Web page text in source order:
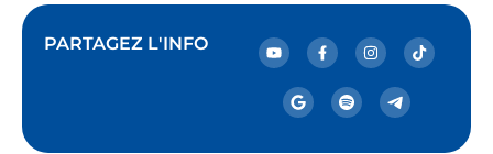
PARTAGEZ L'INFO